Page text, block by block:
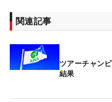
関連記事
ツアーチャン
結果